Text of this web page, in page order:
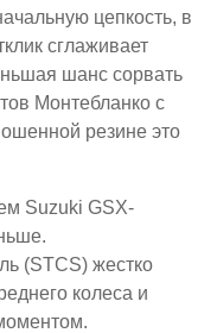
цепкость, в
сглаживает
шанс сорвать
Монтебланко с
резине это
Suzuki GSX-
(STCS) жестко
колеса и